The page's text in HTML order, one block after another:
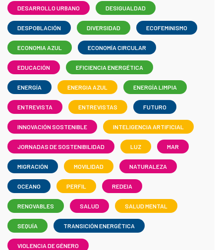
DESARROLLO URBANO DESIGUALDAD
DESPOBLACIÓN DIVERSIDAD ECOFEMINISMO
ECONOMIA AZUL ECONOMÍA CIRCULAR
EDUCACIÓN EFICIENCIA ENERGÉTICA
ENERGÍA ENERGIA AZUL ENERGÍA LIMPIA
ENTREVISTA ENTREVISTAS FUTURO
INNOVACIÓN SOSTENIBLE INTELIGENCIA ARTIFICIAL
JORNADAS DE SOSTENIBILIDAD LUZ MAR
MIGRACIÓN MOVILIDAD NATURALEZA
OCEANO PERFIL REDEIA
RENOVABLES SALUD SALUD MENTAL
SEQUÍA TRANSICIÓN ENERGÉTICA
VIOLENCIA DE GÉNERO